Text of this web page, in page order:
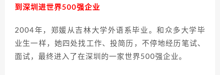
到深圳进世界500强企业
2004年，郑媛从吉林大学外语系毕业。和众多大学毕
业生一样，她四处找工作、投简历，不停地经历笔试、
面试，最终进入了在深圳的一家世界500强企业。